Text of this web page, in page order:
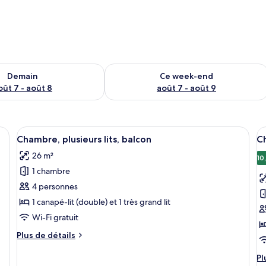
Demain
7 - août 8
pour demain août 7 - août 8
Ce week-end
août 7 - août 9
Vérifier la disponibilité pour ce week-
en duvet d'oie, surmatelas
Afficher
toutes
les
photos
pour
ce
type
chambre :
Une chambre d’hôtel avec un grand
16
Chambre, plusieurs lits, balcon
26 m²
1 chambre
4 personnes
1 canapé-lit (double) et 1 très grand lit
Wi-Fi gratuit
Plus de détails
Plus